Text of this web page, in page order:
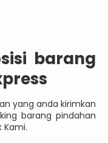
barang
yang anda kirimkan
barang pindahan